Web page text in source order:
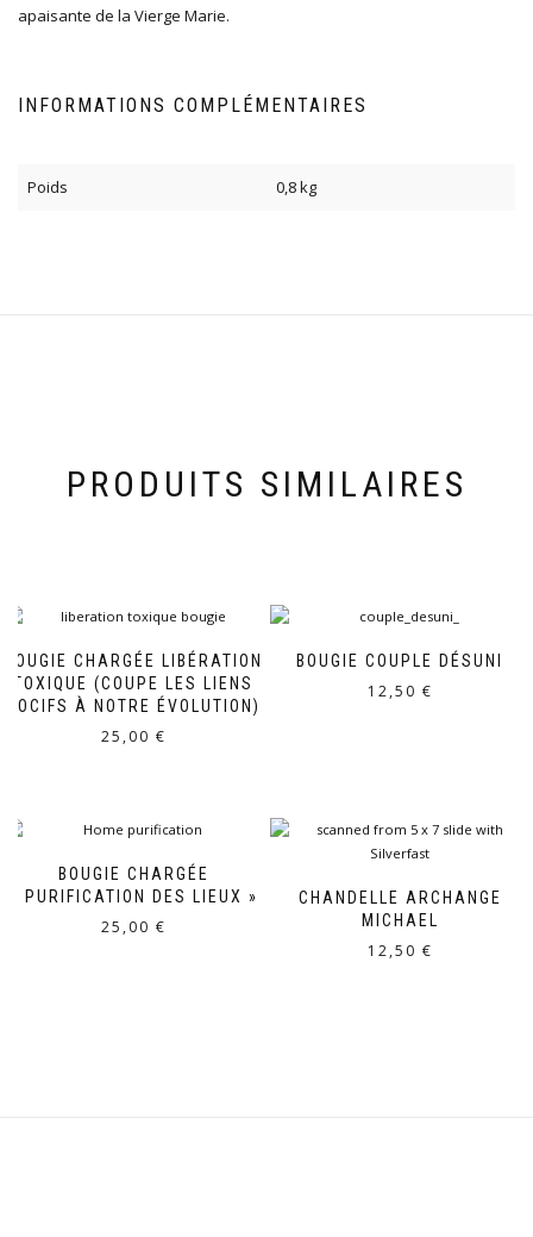
apaisante de la Vierge Marie.
INFORMATIONS COMPLÉMENTAIRES
Poids 0,8 kg
PRODUITS SIMILAIRES
BOUGIE CHARGÉE LIBÉRATION
TOXIQUE (COUPE LES LIENS
NOCIFS À NOTRE ÉVOLUTION)
25,00 €
BOUGIE COUPLE DÉSUNI
12,50 €
BOUGIE CHARGÉE
« PURIFICATION DES LIEUX »
25,00 €
CHANDELLE ARCHANGE
MICHAEL
12,50 €